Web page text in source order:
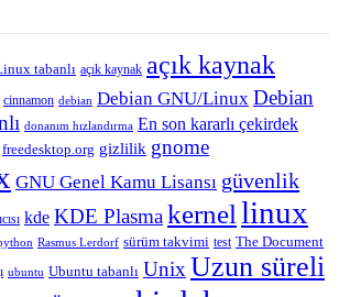
tabanlı açık kaynak açık kaynak
cinnamon debian Debian GNU/Linux Debian
donanım hızlandırma En son kararlı çekirdek
freedesktop.org gizlilik gnome
GNU Genel Kamu Lisansı güvenlik
kde KDE Plasmakernel linux
Rasmus Lerdorf sürüm takvimi test The Document
ubuntu Ubuntu tabanlı Unix Uzun süreli